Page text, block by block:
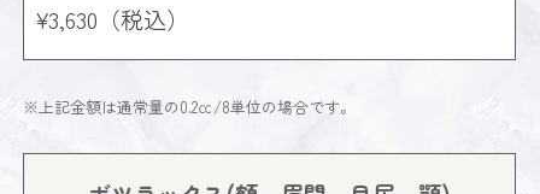
¥3,630（税込）
※上記金額は通常量の0.2㏄/8単位の場合です。